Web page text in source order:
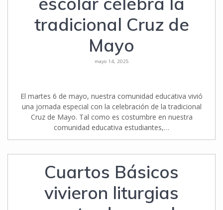
tradicional Cruz de
Mayo
mayo 14, 2025
El martes 6 de mayo, nuestra comunidad educativa vivió
una jornada especial con la celebración de la tradicional
Cruz de Mayo. Tal como es costumbre en nuestra
comunidad educativa estudiantes,…
Cuartos Básicos
vivieron liturgias